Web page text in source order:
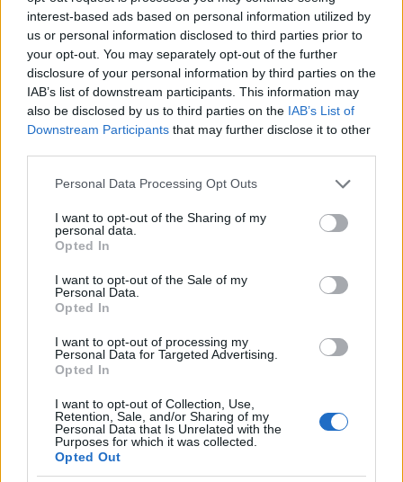
interest-based ads based on personal information utilized by
us or personal information disclosed to third parties prior to
your opt-out. You may separately opt-out of the further
disclosure of your personal information by third parties on the
IAB’s list of downstream participants. This information may
also be disclosed by us to third parties on the IAB’s List of
Downstream Participants that may further disclose it to other
Please note that this website/app uses one or more Google
not limited to your visit or usage behaviour. You may click to
grant or deny consent to Google and its third-party tags to
use your data for below specified purposes in below Google
consent section.
Personal Data Processing Opt Outs
I want to opt-out of the Sharing of my
personal data.
Opted In
I want to opt-out of the Sale of my
Personal Data.
Opted In
I want to opt-out of processing my
Personal Data for Targeted Advertising.
Opted In
I want to opt-out of Collection, Use,
Retention, Sale, and/or Sharing of my
Personal Data that Is Unrelated with the
Purposes for which it was collected.
Opted Out
1916 júniusában a Bruszilov-offenzíva miatti nagy
visszavonulás során hírzárlatot rendeltek el, ennek
következtében számtalan valótlan hír is szárnyra
kapott. Így történhetett meg, hogy elesettnek hitt
tüzérünkért is gyászmisét mondattak Érsekújváron…
11. rész: Fordulat Zaturcynál